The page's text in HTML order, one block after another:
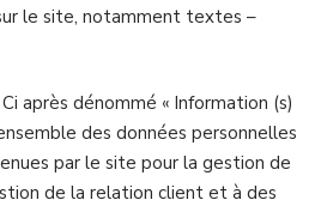
le site, notamment textes –
Ci après dénommé « Information (s)
des données personnelles
par le site pour la gestion de
de la relation client et à des